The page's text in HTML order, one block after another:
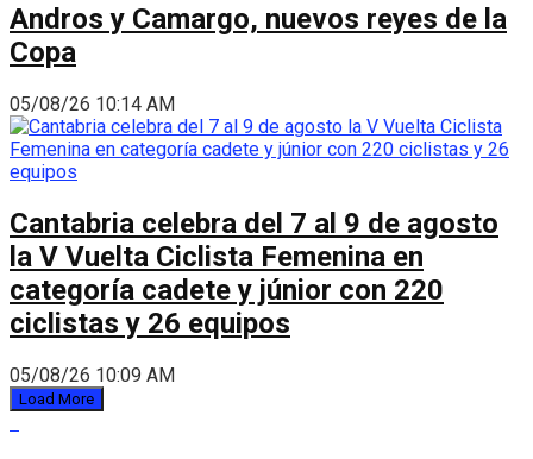
Andros y Camargo, nuevos reyes de la
Copa
05/08/26 10:14 AM
Cantabria celebra del 7 al 9 de agosto
la V Vuelta Ciclista Femenina en
categoría cadete y júnior con 220
ciclistas y 26 equipos
05/08/26 10:09 AM
Load More